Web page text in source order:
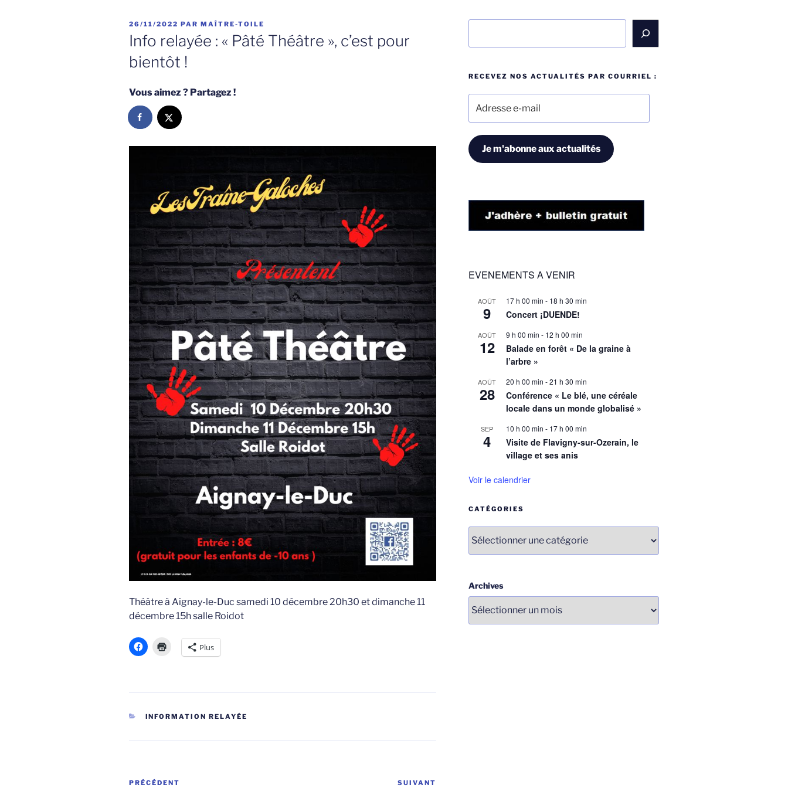
PUBLIÉ
LE
26/11/2022 PAR MAÎTRE-TOILE
Info relayée : « Pâté Théâtre », c’est pour
bientôt !
Vous aimez ? Partagez !
Théâtre à Aignay-le-Duc samedi 10 décembre 20h30 et dimanche 11
décembre 15h salle Roidot
Plus
CATÉGORIES
INFORMATION RELAYÉE
Navigation
Article
PRÉCÉDENT SUIVANT
RECEVEZ NOS ACTUALITÉS PAR COURRIEL :
mail
Je m'abonne aux actualités
EVENEMENTS A VENIR
AOÛT
9
17 h 00 min - 18 h 30 min
Concert ¡DUENDE!
AOÛT
12
9 h 00 min - 12 h 00 min
Balade en forêt « De la graine à
l’arbre »
AOÛT
28
20 h 00 min -21 h 30 min
Conférence « Le blé, une céréale
locale dans un monde globalisé »
SEP
4
10 h 00 min - 17 h 00 min
Visite de Flavigny-sur-Ozerain, le
village et ses anis
Voir le calendrier
CATÉGORIES
Archives